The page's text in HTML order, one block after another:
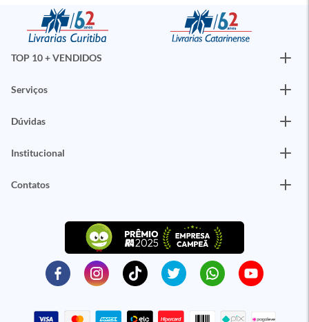
TOP 10 + VENDIDOS
Serviços
Dúvidas
Institucional
Contatos